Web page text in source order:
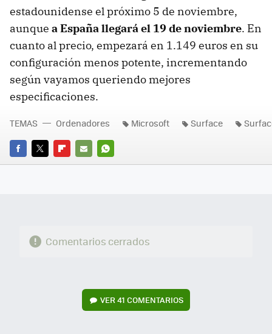
estadounidense el próximo 5 de noviembre,
aunque a España llegará el 19 de noviembre. En
cuanto al precio, empezará en 1.149 euros en su
configuración menos potente, incrementando
según vayamos queriendo mejores
especificaciones.
FACEBOOK
TWITTERFLIPBOARD
E-
WHATSAPP
TEMAS Ordenadores Microsoft Surface
Comentarios cerrados
VER41 COMENTARIOS